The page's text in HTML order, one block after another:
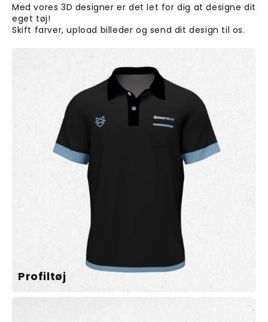
Med vores 3D designer er det let for dig at designe dit
eget tøj!
Skift farver, upload billeder og send dit design til os.
Profiltøj